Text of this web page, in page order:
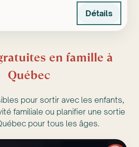
Détails
en famille à
Québec
pour sortir avec les enfants,
familiale ou planifier une sortie
pour tous les âges.